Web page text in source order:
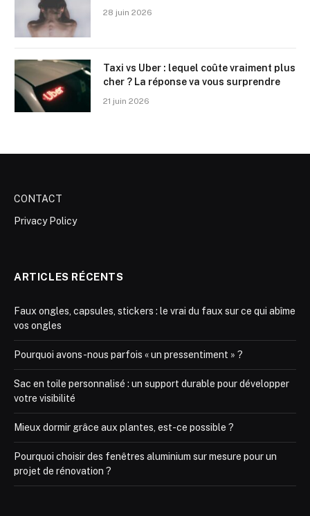
28 juin 2026
Taxi vs Uber : lequel coûte vraiment plus
cher ? La réponse va vous surprendre
21 juin 2026
CONTACT
Privacy Policy
ARTICLES RÉCENTS
Faux ongles, capsules, stickers : le vrai du faux sur ce qui abîme
vos ongles
Pourquoi avons-nous parfois « un pressentiment » ?
Sac en toile personnalisé : un support durable pour développer
votre visibilité
Mieux dormir grâce aux plantes, est-ce possible ?
Pourquoi choisir des fenêtres aluminium sur mesure pour un
projet de rénovation ?